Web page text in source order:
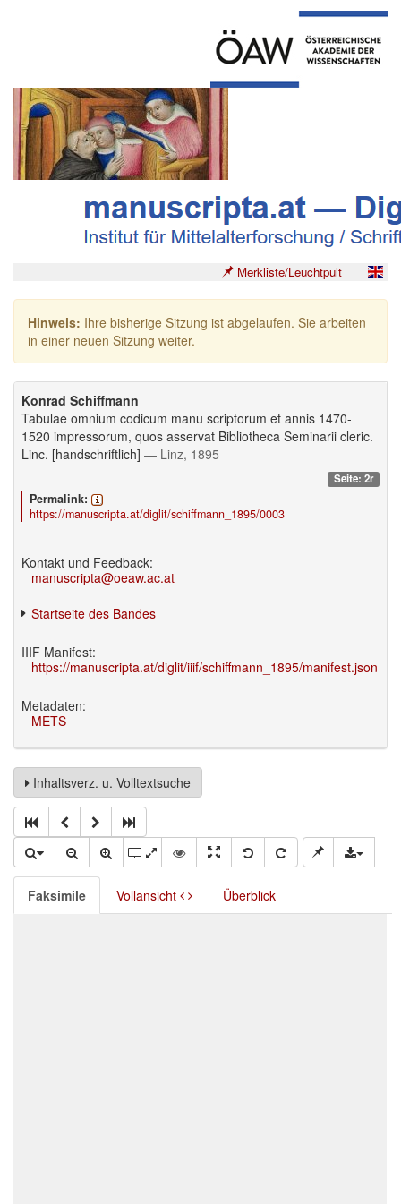
Merkliste/Leuchtpult
Hinweis: Ihre bisherige Sitzung ist abgelaufen. Sie arbeiten
in einer neuen Sitzung weiter.
Konrad Schiffmann
Tabulae omnium codicum manu scriptorum et annis 1470-
1520 impressorum, quos asservat Bibliotheca Seminarii cleric.
Linc. [handschriftlich] — Linz, 1895
Seite: 2r
Permalink:
https://manuscripta.at/diglit/schiffmann_1895/0003
Kontakt und Feedback:
manuscripta@oeaw.ac.at
Startseite des Bandes
IIIF Manifest:
https://manuscripta.at/diglit/iiif/schiffmann_1895/manifest.json
Metadaten:
METS
Inhaltsverz. u. Volltextsuche
Faksimile Vollansicht Überblick